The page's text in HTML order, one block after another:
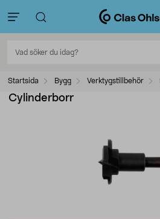
Startsida Bygg Verktygstillbehör
Cylinderborr